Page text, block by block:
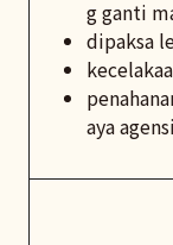
g ganti
dipaksa
aya